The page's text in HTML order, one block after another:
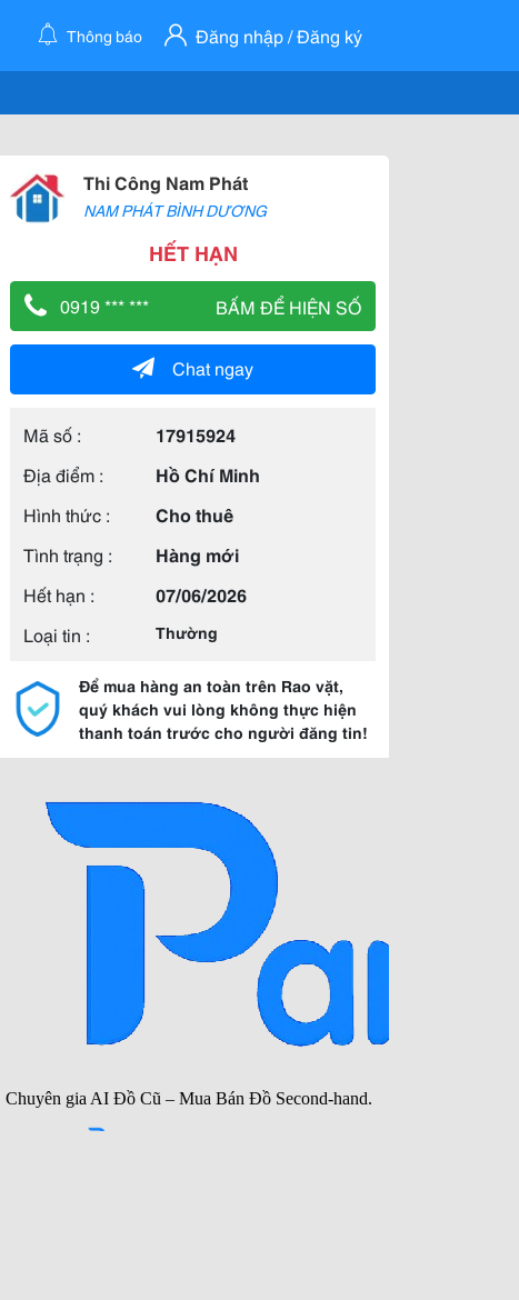
Thông báo Đăng nhập / Đăng ký
Thi Công Nam Phát
NAM PHÁT BÌNH DƯƠNG
HẾT HẠN
0919 *** *** BẤM ĐỂ HIỆN SỐ
Chat ngay
Mã số :
17915924
Địa điểm :
Hồ Chí Minh
Hình thức :
Cho thuê
Tình trạng :
Hàng mới
Hết hạn :
07/06/2026
Loại tin :
Thường
Để mua hàng an toàn trên Rao vặt,
quý khách vui lòng không thực hiện
thanh toán trước cho người đăng tin!